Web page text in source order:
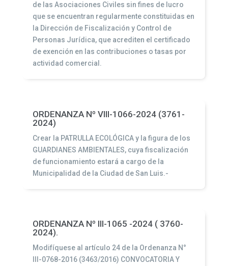
de las Asociaciones Civiles sin fines de lucro
que se encuentran regularmente constituidas en
la Dirección de Fiscalización y Control de
Personas Jurídica, que acrediten el certificado
de exención en las contribuciones o tasas por
actividad comercial.
ORDENANZA Nº VIII-1066-2024 (3761-
2024)
Crear la PATRULLA ECOLÓGICA y la figura de los
GUARDIANES AMBIENTALES, cuya fiscalización
de funcionamiento estará a cargo de la
Municipalidad de la Ciudad de San Luis.-
ORDENANZA Nº III-1065 -2024 ( 3760-
2024).
Modifíquese al artículo 24 de la Ordenanza N°
III-0768-2016 (3463/2016) CONVOCATORIA Y